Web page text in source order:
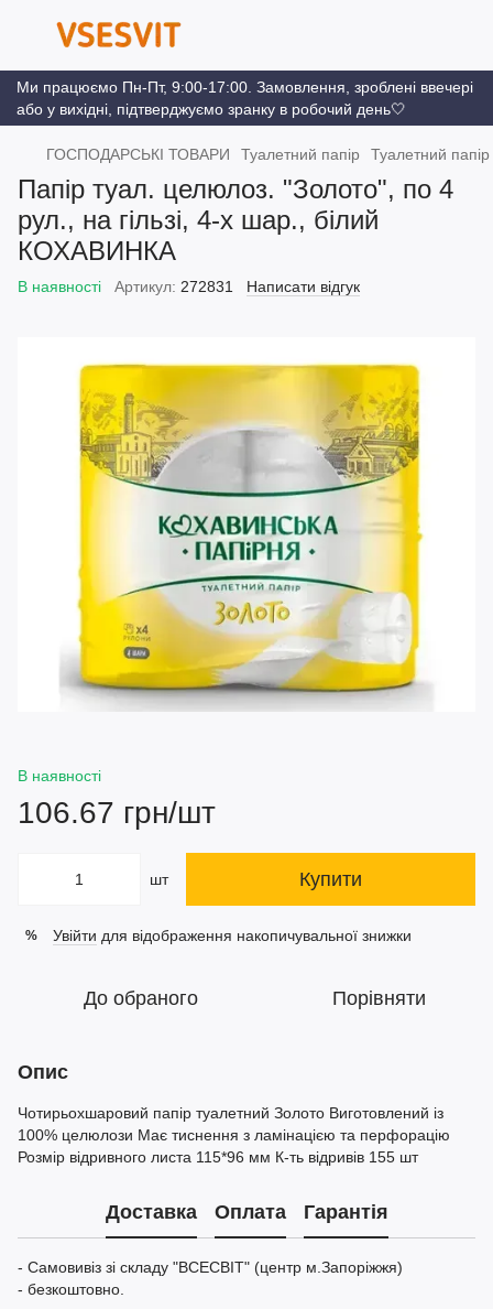
Ми працюємо Пн-Пт, 9:00-17:00. Замовлення, зроблені ввечері
або у вихідні, підтверджуємо зранку в робочий день🤍
ГОСПОДАРСЬКІ ТОВАРИ Туалетний папір Туалетний
Папір туал. целюлоз. "Золото", по 4
рул., на гільзі, 4-х шар., білий
КОХАВИНКА
В наявності Артикул: 272831 Написати відгук
В наявності
106.67 грн/шт
шт Купити
% Увійти для відображення накопичувальної знижки
До обраного Порівняти
Опис
Чотирьохшаровий папір туалетний Золото Виготовлений із
100% целюлози Має тиснення з ламінацією та перфорацію
Розмір відривного листа 115*96 мм К-ть відривів 155 шт
Доставка Оплата Гарантія
- Самовивіз зі складу "ВСЕСВІТ" (центр м.Запоріжжя)
- безкоштовно.